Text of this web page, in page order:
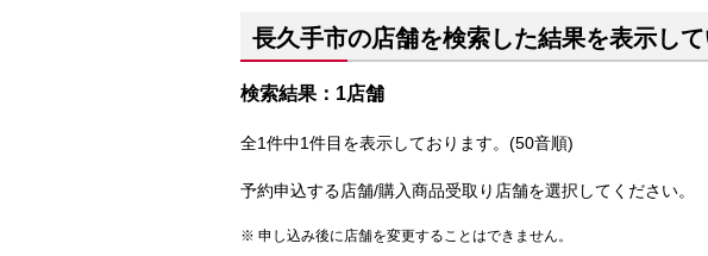
長久手市の店舗を検索した結果を表示し
検索結果：1店舗
全1件中1件目を表示しております。(50音順)
予約申込する店舗/購入商品受取り店舗を選択してください。
申し込み後に店舗を変更することはできません。